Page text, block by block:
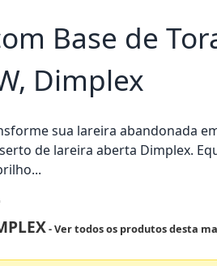
Base de
Dimplex
sua lareira abandonada
de lareira aberta Dimplex.
- Ver todos os produtos desta